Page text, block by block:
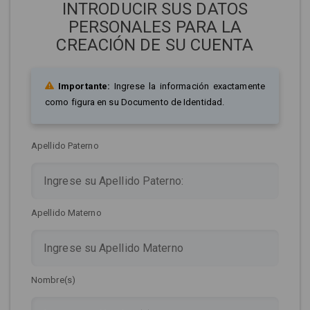
INTRODUCIR SUS DATOS
PERSONALES PARA LA
CREACIÓN DE SU CUENTA
Importante: Ingrese la información exactamente
como figura en su Documento de Identidad.
Apellido Paterno
Apellido Materno
Nombre(s)